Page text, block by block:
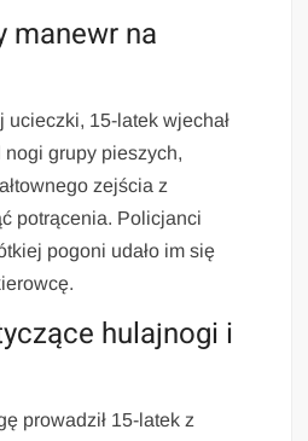
manewr na
ucieczki, 15-latek wjechał
grupy pieszych,
zejścia z
potrącenia. Policjanci
pogoni udało im się
hulajnogi i
prowadził 15-latek z